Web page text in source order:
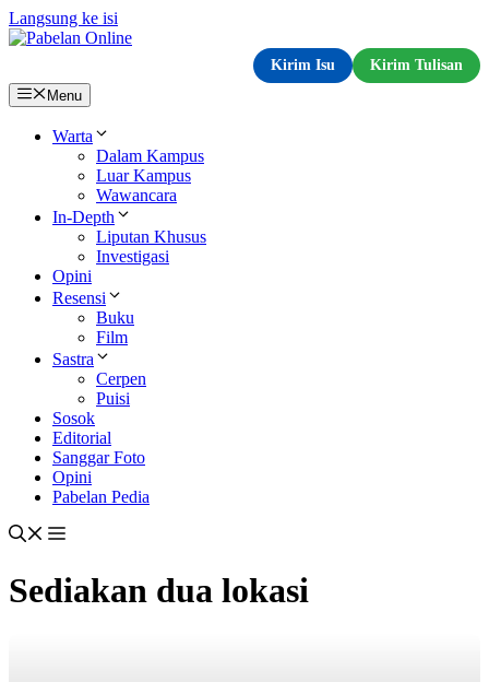
Langsung ke isi
Kirim Isu
Kirim Tulisan
Menu
Warta
Dalam Kampus
Luar Kampus
Wawancara
In-Depth
Liputan Khusus
Investigasi
Opini
Resensi
Buku
Film
Sastra
Cerpen
Puisi
Sosok
Editorial
Sanggar Foto
Opini
Pabelan Pedia
Sediakan dua lokasi